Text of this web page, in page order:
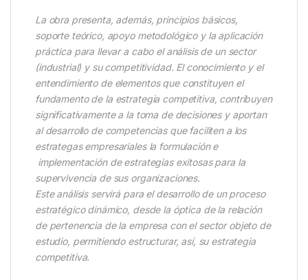
La obra presenta, además, principios básicos,
soporte teórico, apoyo metodológico y la aplicación
práctica para llevar a cabo el análisis de un sector
(industrial) y su competitividad. El conocimiento y el
entendimiento de elementos que constituyen el
fundamento de la estrategia competitiva, contribuyen
significativamente a la toma de decisiones y aportan
al desarrollo de competencias que faciliten a los
estrategas empresariales la formulación e
implementación de estrategias exitosas para la
supervivencia de sus organizaciones.
Este análisis servirá para el desarrollo de un proceso
estratégico dinámico, desde la óptica de la relación
de pertenencia de la empresa con el sector objeto de
estudio, permitiendo estructurar, así, su estrategia
competitiva.